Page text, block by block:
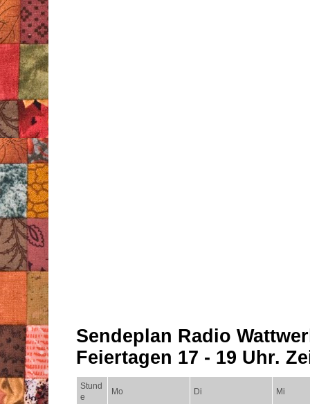
Sendeplan Radio
Feiertagen 17 - 19 Uhr.
Stund
e
Mo Di Mi